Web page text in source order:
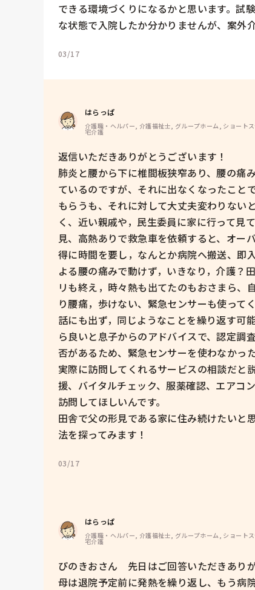
できる環境づくりになるかと思います。試
な状態で入院したか分かりませんが、案外
03/17
はらっぱ
介護職・ヘルパー, 介護福祉士, グループホーム, ショート
宅介護
返信いただきありがとうございます！
肺炎と腰から下に椎間板狭窄あり、腰の痛
ているのですが、それに出なくなったこと
もらうも、それに対して大丈夫変わりない
く、近い親戚や，民生委員に家に行って見
見、高熱ありで救急車を依頼すると、オー
得に時間を要し，なんとか病院へ搬送、即
よる腰の痛みで動けず，いきなり，介護？
リも終え，時々熱も出てたのもおさまら、
り腰痛，歩けない、緊急センサーも使って
話にも出ず，同じようなことを繰り返す可
ら良いと息子からのアドバイスで、認定調
否があるため、緊急センサーを使わなかっ
実際に訪問してくれるサービスの相談だと
援、バイタルチェック、服薬確認、エアコ
訪問してほしいんです。
田舎で父の形見である家に住み続けたいと
03/17
はらっぱ
介護職・ヘルパー, 介護福祉士, グループホーム, ショート
宅介護
ぴのきおさん　先日はご回答いただきあり
母は退院予定前に発熱を繰り返し、もう病